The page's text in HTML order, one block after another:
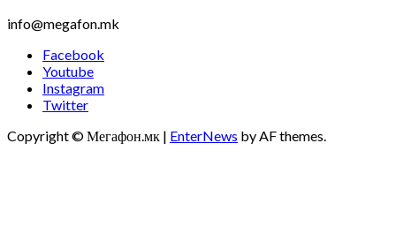
info@megafon.mk
Facebook
Youtube
Instagram
Twitter
Copyright © Мегафон.мк | EnterNews by AF themes.